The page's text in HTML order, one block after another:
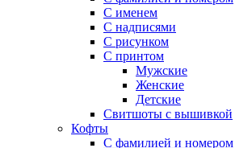
С именем
С надписями
С рисунком
С принтом
Мужские
Женские
Детские
Свитшоты с вышивкой
Кофты
С фамилией и номером